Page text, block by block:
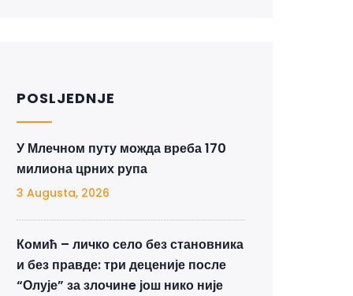
POSLJEDNJE
У Млечном путу можда вреба 170
милиона црних рупа
3 Augusta, 2026
Комић – личко село без становника
и без правде: три деценије после
“Олује” за злочинe још нико није